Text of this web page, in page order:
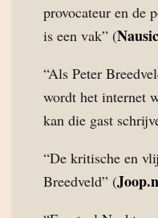
provocateur en de
is een vak” (
“Als Peter
wordt het internet
kan die gast
“De kritische en
Breedveld” (